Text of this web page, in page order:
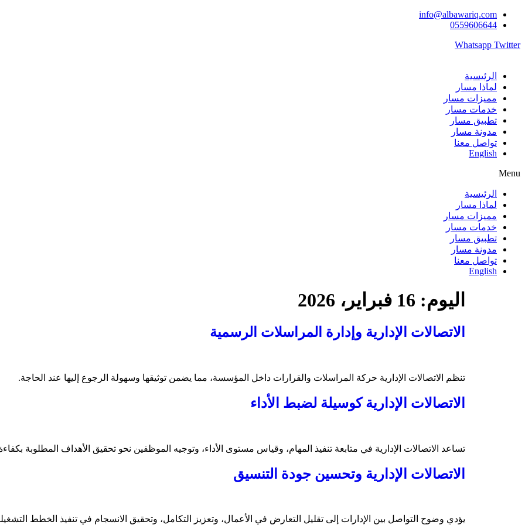
Skip
info@albawariq.com
0559606644
Whatsapp Twitter
الرئيسية
لماذا مسار
مميزات مسار
خدمات مسار
تطبيق مسار
مدونة مسار
تواصل معنا
English
Menu
الرئيسية
لماذا مسار
مميزات مسار
خدمات مسار
تطبيق مسار
مدونة مسار
تواصل معنا
English
اليوم: 16 فبراير، 2026
الاتصالات الإدارية وإدارة المراسلات الرسمية
تنظم الاتصالات الإدارية حركة المراسلات والقرارات داخل المؤسسة، مما يضمن توثيقها وسهولة الرجوع إليها عند الحاجة.
الاتصالات الإدارية كوسيلة لضبط الأداء
تساعد الاتصالات الإدارية في متابعة تنفيذ المهام، وقياس مستوى الأداء، وتوجيه الموظفين نحو تحقيق الأهداف المطلوبة
الاتصالات الإدارية وتحسين جودة التنسيق
يؤدي وضوح التواصل بين الإدارات إلى تقليل التعارض في الأعمال، وتعزيز التكامل، وتحقيق الانسجام في تنفيذ الخطط